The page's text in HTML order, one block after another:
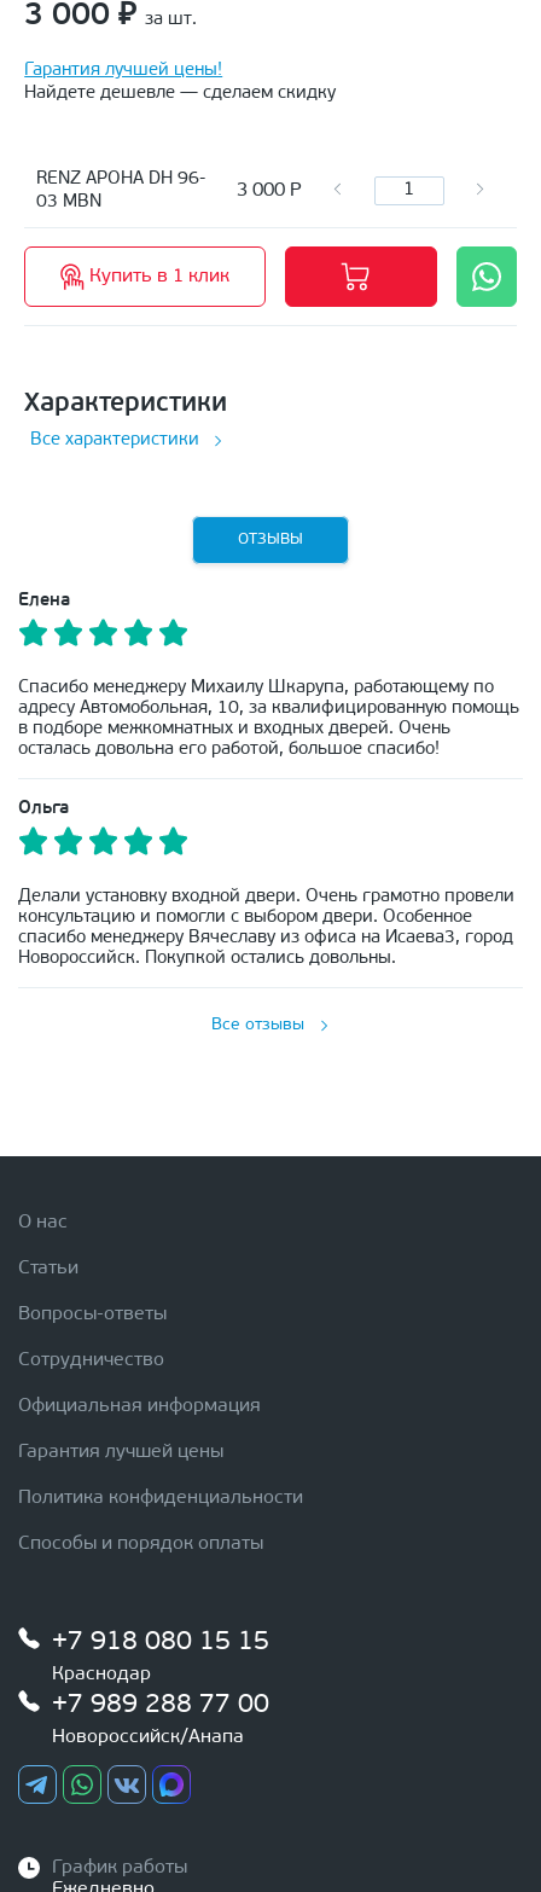
3 000 ₽ за шт.
Гарантия лучшей цены!
Найдете дешевле — сделаем скидку
RENZ АРОНА DH 96-
03 MBN
3 000 Р
Купить в 1 клик
Характеристики
Все характеристики
ОТЗЫВЫ
Елена
Спасибо менеджеру Михаилу Шкарупа, работающему по
адресу Автомобольная, 10, за квалифицированную помощь
в подборе межкомнатных и входных дверей. Очень
осталась довольна его работой, большое спасибо!
Ольга
Делали установку входной двери. Очень грамотно провели
консультацию и помогли с выбором двери. Особенное
спасибо менеджеру Вячеславу из офиса на Исаева3, город
Новороссийск. Покупкой остались довольны.
Все отзывы
О нас
Статьи
Вопросы-ответы
Сотрудничество
Официальная информация
Гарантия лучшей цены
Политика конфиденциальности
Способы и порядок оплаты
+7 918 080 15 15
Краснодар
+7 989 288 77 00
Новороссийск/Анапа
График работы